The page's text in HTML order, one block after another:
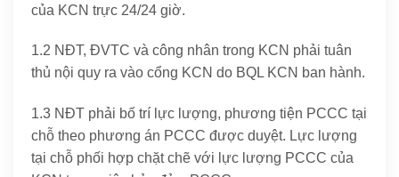
của KCN trực 24/24 giờ.
1.2 NĐT, ĐVTC và công nhân trong KCN phải tuân
thủ nội quy ra vào cổng KCN do BQL KCN ban hành.
1.3 NĐT phải bố trí lực lượng, phương tiện PCCC tại
chỗ theo phương án PCCC được duyệt. Lực lượng
tại chỗ phối hợp chặt chẽ với lực lượng PCCC của